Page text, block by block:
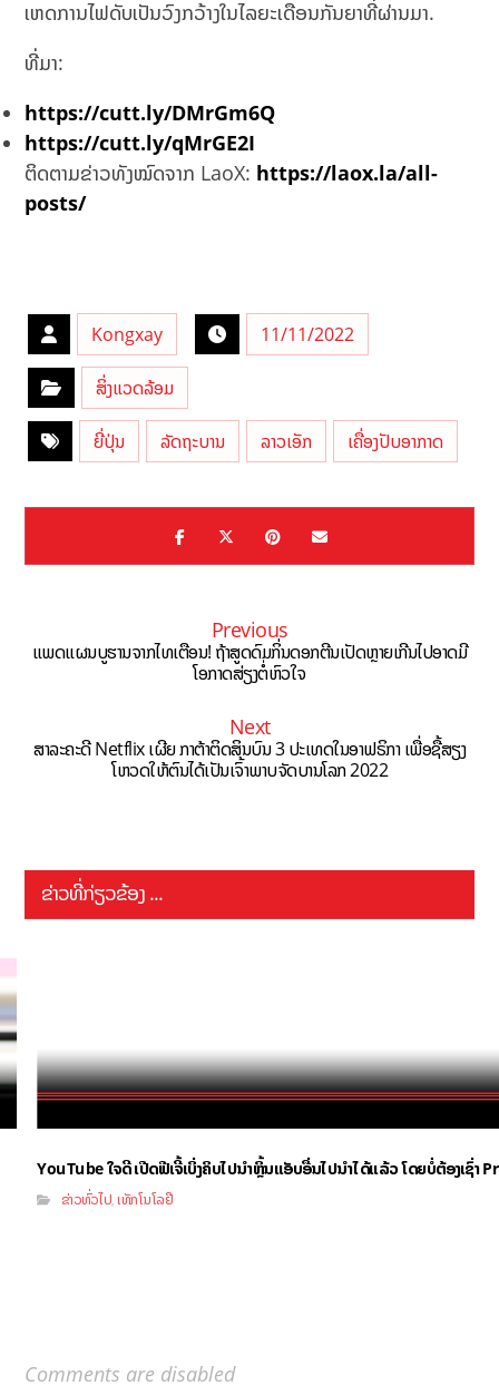
ເຫດການໄຟດັບເປັນວົງກວ້າງໃນໄລຍະເດືອນກັນຍາທີ່ຜ່ານມາ.
ທີ່ມາ:
https://cutt.ly/DMrGm6Q
https://cutt.ly/qMrGE2I
ຕິດຕາມຂ່າວທັງໝົດຈາກ LaoX: https://laox.la/all-
posts/
Kongxay 11/11/2022
ສິ່ງແວດລ້ອມ
ຍີ່ປຸ່ນ ລັດຖະບານ ລາວເອັກ ເຄື່ອງປັບອາກາດ
Previous
ແພດແຜນບູຮານຈາກໄທເຕືອນ! ຖ້າສູດດົມກິ່ນດອກຕີນເປັດຫຼາຍເກີນໄປອາດມີ
ໂອກາດສ່ຽງຕໍ່ຫົວໃຈ
Next
ສາລະຄະດີ Netflix ເຜີຍ ກາຕ້າຕິດສິນບົນ 3 ປະເທດໃນອາຟຣິກາ ເພື່ອຊື້ສຽງ
ໂຫວດໃຫ້ຕົນໄດ້ເປັນເຈົ້າພາບຈັດບານໂລກ 2022
ຂ່າວທີ່ກ່ຽວຂ້ອງ ...
YouTube ໃຈດີ ເປີດຟີເຈີ້ເບິ່ງຄິບໄປນຳຫຼິ້ນແອັບອື່ນໄປນຳໄດ້ແລ້ວ ໂດຍບໍ່ຕ້ອງເຊົ່າ
ຂ່າວທົ່ວໄປ,ເທັກໂນໂລຢີ
Comments are disabled